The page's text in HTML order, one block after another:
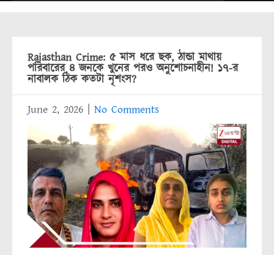
Rajasthan Crime: ৫ মাস ধরে ছক, ঠান্ডা মাথায়
পরিবারের ৪ জনকে খুনের পরও অনুশোচনাহীন! ১৭-র
নাবালক ঠিক কতটা নৃশংস?
June 2, 2026
No Comments